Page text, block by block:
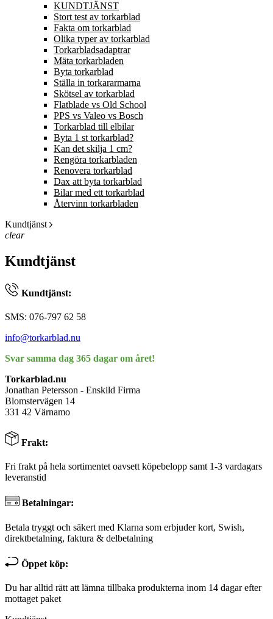
KUNDTJÄNST
Stort test av torkarblad
Fakta om torkarblad
Olika typer av torkarblad
Torkarbladsadaptrar
Mäta torkarbladen
Byta torkarblad
Ställa in torkararmarna
Skötsel av torkarblad
Flatblade vs Old School
PPS vs Valeo vs Bosch
Torkarblad till elbilar
Byta 1 st torkarblad?
Kan det skilja 1 cm?
Rengöra torkarbladen
Renovera torkarblad
Dax att byta torkarblad
Bilar med ett torkarblad
Återvinn torkarbladen
Kundtjänst
clear
Kundtjänst
Kundtjänst:
SMS: 076-797 62 58
info@torkarblad.nu
Svar samma dag 365 dagar om året!
Torkarblad.nu
Jonathan Petersson - Enskild Firma
Blomstervägen 14
331 42 Värnamo
Frakt:
Fri frakt på hela sortimentet oavsett köpebelopp samt 1-3 vardagars
leveranstid
Betalningar:
Betala tryggt och säkert med Klarna som erbjuder kort, Swish,
direktbetalning, faktura & delbetalning
Öppet köp:
Du har alltid rätt att lämna tillbaka produkterna inom 14 dagar efter
mottaget paket